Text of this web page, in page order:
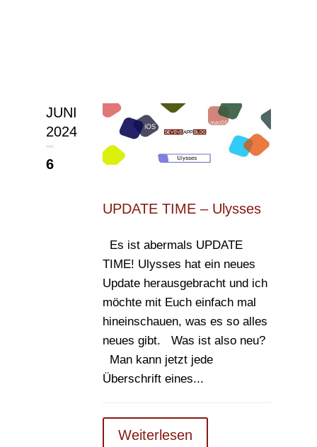
JUNI
2024
6
UPDATE TIME – Ulysses
Es ist abermals UPDATE
TIME! Ulysses hat ein neues
Update herausgebracht und ich
möchte mit Euch einfach mal
hineinschauen, was es so alles
neues gibt. Was ist also neu?
Man kann jetzt jede
Überschrift eines...
Weiterlesen